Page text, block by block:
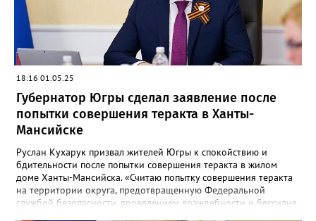
18:16 01.05.25
Губернатор Югры сделал заявление после
попытки совершения теракта в Ханты-
Мансийске
Руслан Кухарук призвал жителей Югры к спокойствию и
бдительности после попытки совершения теракта в жилом
доме Ханты-Мансийска. «Считаю попытку совершения теракта
на территории округа, предотвращенную Федеральной
службой безопасности, проявлением враждебности и бессилия